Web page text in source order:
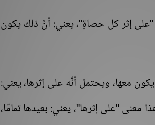
"على إثر كل حصاةٍ"، يعني: أنَّ ذلك يكون
معها، ويحتمل أنَّه على إثرها، يعني:
معنى "على إثرها"، يعني: بعيدها تمامًا،